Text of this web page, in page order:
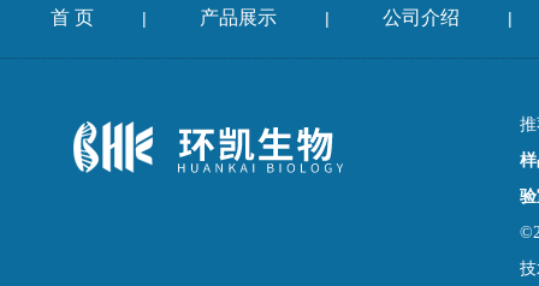
首 页 | 产品展示 | 公司介绍 |